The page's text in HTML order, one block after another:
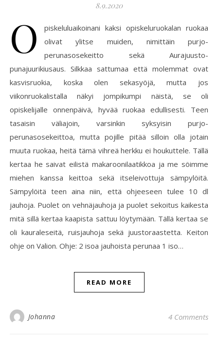
8.9.2020
O
piskeluluaikoinani kaksi opiskeluruokalan ruokaa
olivat ylitse muiden, nimittäin purjo-
perunasosekeitto sekä Aurajuusto-
punajuurikiusaus. Silkkaa sattumaa että molemmat ovat
kasvisruokia, koska olen sekasyöjä, mutta jos
viikonruokalistalla näkyi jompikumpi näistä, se oli
opiskelijalle onnenpäivä, hyvää ruokaa edullisesti. Teen
tasaisin väliajoin, varsinkin syksyisin purjo-
perunasosekeittoa, mutta pojille pitää silloin olla jotain
muuta ruokaa, heitä tämä vihreä herkku ei houkuttele. Tällä
kertaa he saivat eilistä makaroonilaatikkoa ja me söimme
miehen kanssa keittoa sekä itseleivottuja sämpylöitä.
Sämpylöitä teen aina niin, että ohjeeseen tulee 10 dl
jauhoja. Puolet on vehnäjauhoja ja puolet sekoitus kaikesta
mitä sillä kertaa kaapista sattuu löytymään. Tällä kertaa se
oli kauraleseitä, ruisjauhoja sekä juustoraastetta. Keiton
ohje on Valion. Ohje: 2 isoa jauhoista perunaa 1 iso…
READ MORE
Johanna 4 Comments